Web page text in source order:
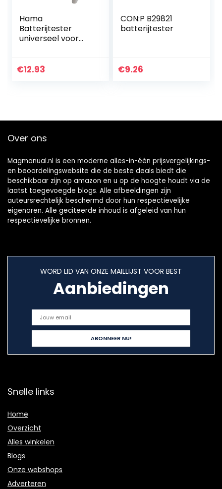
Hama
Batterijtester
universeel voor
testapparaat met
€12.93
CON:P B29821
batterijtester
€9.26
Over ons
Magmanual.nl is een moderne alles-in-één prijsvergelijkings-
en beoordelingswebsite die de beste deals biedt die
beschikbaar zijn op amazon en u op de hoogte houdt via de
laatst toegevoegde blogs. Alle afbeeldingen zijn
auteursrechtelijk beschermd door hun respectievelijke
eigenaren. Alle geciteerde inhoud is afgeleid van hun
respectievelijke bronnen.
WORD LID VAN ONZE MAILLIJST VOOR BEST
Aanbiedingen
Snelle links
Home
Overzicht
Alles winkelen
Blogs
Onze webshops
Adverteren